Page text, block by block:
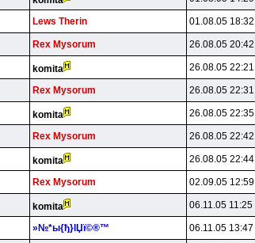
Lews Therin 01.08.05 18:32
Rex Mysorum 26.08.05 20:42
komita 26.08.05 22:21
Rex Mysorum 26.08.05 22:31
komita 26.08.05 22:35
Rex Mysorum 26.08.05 22:42
komita 26.08.05 22:44
Rex Mysorum 02.09.05 12:59
komita 06.11.05 11:25
»№*ы{ђ}lЏї©®™ 06.11.05 13:47